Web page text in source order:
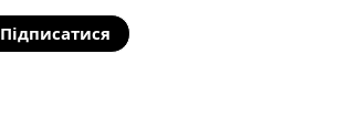
Підписатися